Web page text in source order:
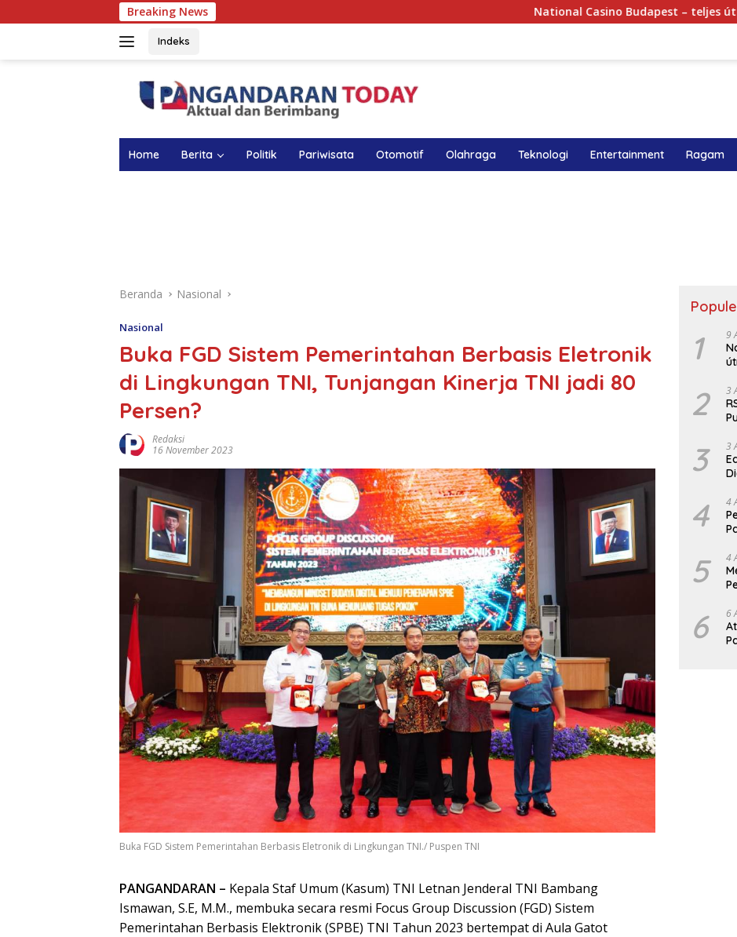
ke
Breaking News National Casino Budapest – teljes útmutató
Indeks
Home Berita Politik Pariwisata Otomotif Olahraga Teknologi Entertainment Ragam
Beranda Nasional
Nasional
Buka FGD Sistem Pemerintahan Berbasis Eletronik
di Lingkungan TNI, Tunjangan Kinerja TNI jadi 80
Persen?
Redaksi
16 November 2023
Buka FGD Sistem Pemerintahan Berbasis Eletronik di Lingkungan TNI./ Puspen TNI
PANGANDARAN – Kepala Staf Umum (Kasum) TNI Letnan Jenderal TNI Bambang
Ismawan, S.E, M.M., membuka secara resmi Focus Group Discussion (FGD) Sistem
Pemerintahan Berbasis Elektronik (SPBE) TNI Tahun 2023 bertempat di Aula Gatot
1 9
2 3
3 3
4 4
5 4
6 6